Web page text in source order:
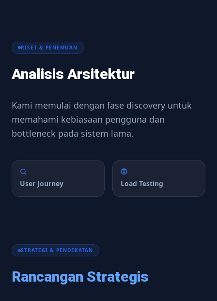
RISET & PENEMUAN
Analisis Arsitektur
Kami memulai dengan fase discovery untuk
memahami kebiasaan pengguna dan
bottleneck pada sistem lama.
User Journey Load Testing
STRATEGI & PENDEKATAN
Rancangan Strategis